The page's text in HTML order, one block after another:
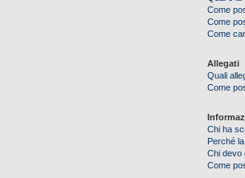
Come
Come
Come
Allegati
Quali
Come
Chi ha
Perché
Chi devo
Come